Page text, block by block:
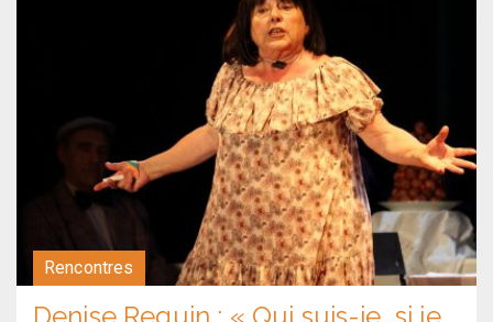
Rencontres
Denise Requin : « Qui suis-je, si je